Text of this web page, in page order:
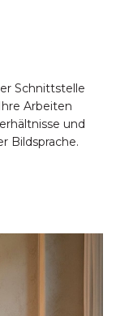
Schnittstelle
Arbeiten
und
Bildsprache.